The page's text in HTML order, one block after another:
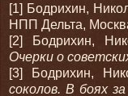
[1] Бодрихин,
НПП Дельта,
[2] Бодрихин,
Очерки о
[3] Бодрихин,
соколов. В боях